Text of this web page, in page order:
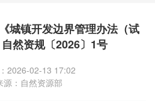
城镇开发边界管理办法（试
然资规〔2026〕1号
2026-02-13 17:02
源：自然资源部